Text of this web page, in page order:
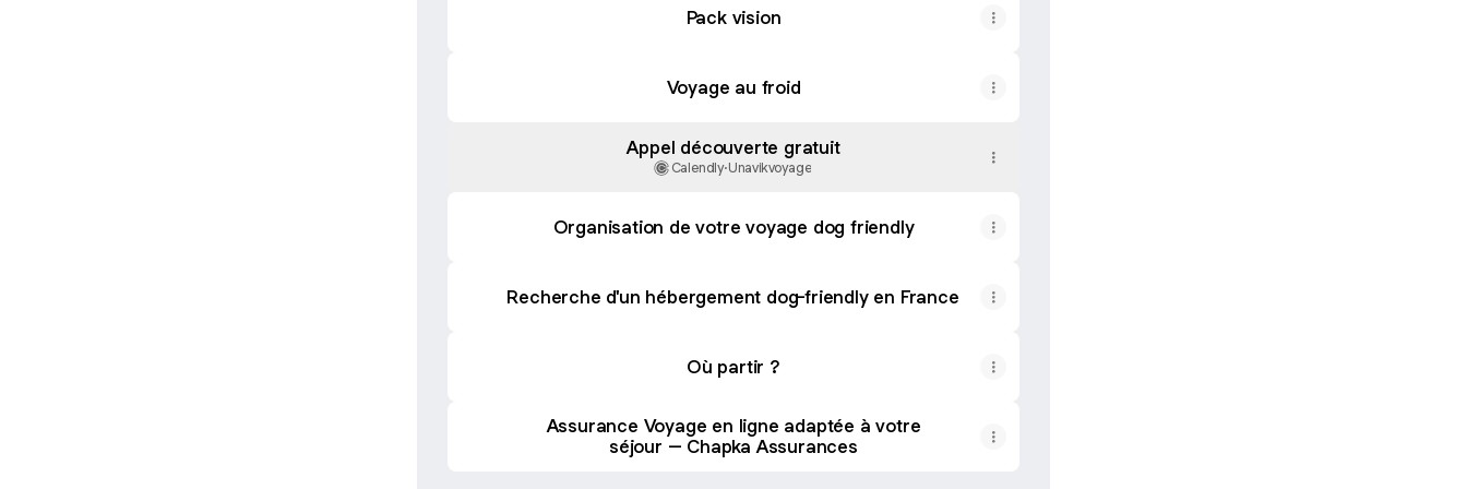
Pack vision
Voyage au froid
Appel découverte gratuit
Calendly·Unavikvoyage
Organisation de votre voyage dog friendly
Recherche d'un hébergement dog-friendly en France
Où partir ?
Assurance Voyage en ligne adaptée à votre
séjour – Chapka Assurances